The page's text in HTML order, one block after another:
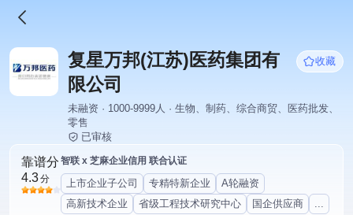
复星万邦(江苏)医药集团有
限公司
收藏
未融资 · 1000-9999人 · 生物、制药、综合商贸、医药批发、
零售
已审核
靠谱分
4.3分
智联 x 芝麻企业信用 联合认证
上市企业子公司 专精特新企业
A轮融资
高新技术企业
省级工程技术研究中心 国企供应商 ...